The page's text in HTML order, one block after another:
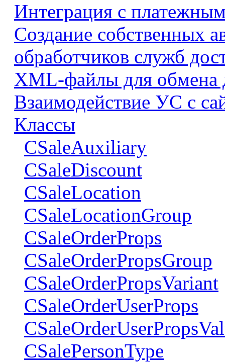
Интеграция с
Создание собственных
обработчиков служб
XML-файлы для обмена
Взаимодействие УС с
Классы
CSaleAuxiliary
CSaleDiscount
CSaleLocation
CSaleLocationGroup
CSaleOrderProps
CSaleOrderPropsGroup
CSaleOrderPropsVariant
CSaleOrderUserProps
CSalePersonType